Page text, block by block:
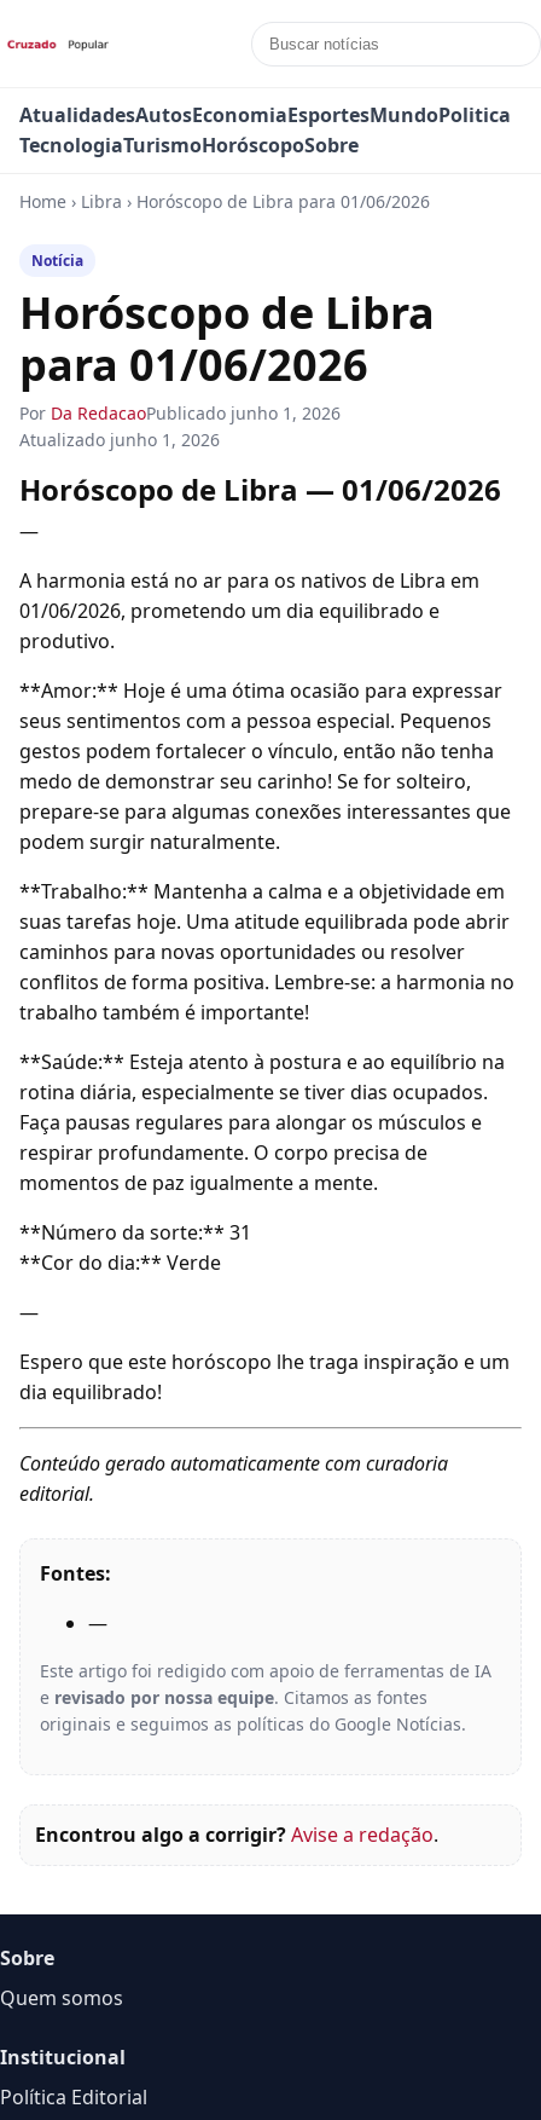
AtualidadesAutosEconomiaEsportesMundoPolitica
TecnologiaTurismoHoróscopoSobre
Home › Libra › Horóscopo de Libra para 01/06/2026
Notícia
Horóscopo de Libra
para 01/06/2026
Por Da RedacaoPublicado junho 1, 2026
Atualizado junho 1, 2026
Horóscopo de Libra — 01/06/2026
—
A harmonia está no ar para os nativos de Libra em
01/06/2026, prometendo um dia equilibrado e
produtivo.
**Amor:** Hoje é uma ótima ocasião para expressar
seus sentimentos com a pessoa especial. Pequenos
gestos podem fortalecer o vínculo, então não tenha
medo de demonstrar seu carinho! Se for solteiro,
prepare-se para algumas conexões interessantes que
podem surgir naturalmente.
**Trabalho:** Mantenha a calma e a objetividade em
suas tarefas hoje. Uma atitude equilibrada pode abrir
caminhos para novas oportunidades ou resolver
conflitos de forma positiva. Lembre-se: a harmonia no
trabalho também é importante!
**Saúde:** Esteja atento à postura e ao equilíbrio na
rotina diária, especialmente se tiver dias ocupados.
Faça pausas regulares para alongar os músculos e
respirar profundamente. O corpo precisa de
momentos de paz igualmente a mente.
**Número da sorte:** 31
**Cor do dia:** Verde
—
Espero que este horóscopo lhe traga inspiração e um
dia equilibrado!
Conteúdo gerado automaticamente com curadoria
editorial.
Fontes:
—
Este artigo foi redigido com apoio de ferramentas de IA
e revisado por nossa equipe. Citamos as fontes
originais e seguimos as políticas do Google Notícias.
Encontrou algo a corrigir?Avise a redação.
Sobre
Quem somos
Institucional
Política Editorial